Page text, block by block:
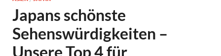
Japans schönste
Sehenswürdigkeiten –
Unsere Top 4 für